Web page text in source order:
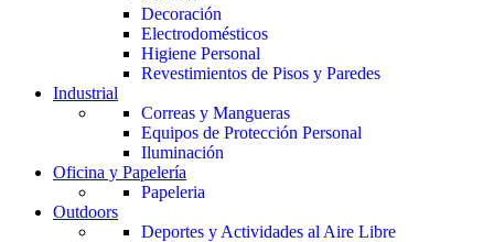
Decoración
Electrodomésticos
Higiene Personal
Revestimientos de Pisos y Paredes
Industrial
Correas y Mangueras
Equipos de Protección Personal
Iluminación
Oficina y Papelería
Papeleria
Outdoors
Deportes y Actividades al Aire Libre